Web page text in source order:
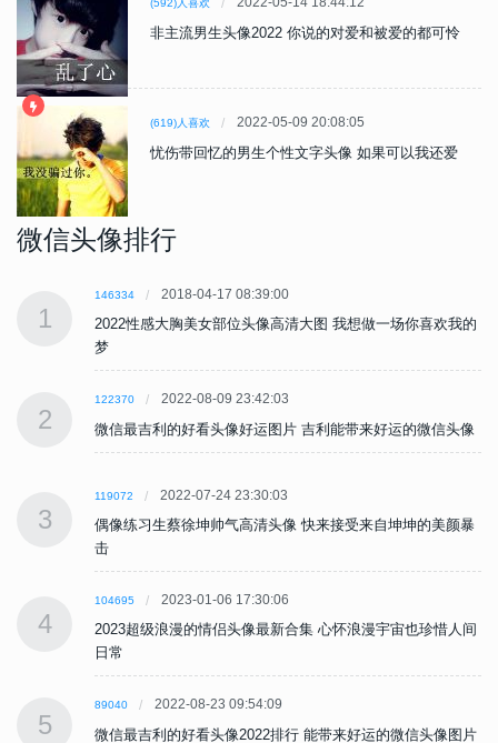
(592)人喜欢
非主流男生头像2022 你说的对爱和被爱的都可怜
(619)人喜欢 2022-05-09 20:08:05
忧伤带回忆的男生个性文字头像 如果可以我还爱
微信头像排行
1
146334 2018-04-17 08:39:00
2022性感大胸美女部位头像高清大图 我想做一场你喜欢我的
梦
2
122370 2022-08-09 23:42:03
微信最吉利的好看头像好运图片 吉利能带来好运的微信头像
3
119072 2022-07-24 23:30:03
偶像练习生蔡徐坤帅气高清头像 快来接受来自坤坤的美颜暴
击
4
104695 2023-01-06 17:30:06
2023超级浪漫的情侣头像最新合集 心怀浪漫宇宙也珍惜人间
日常
5
89040 2022-08-23 09:54:09
微信最吉利的好看头像2022排行 能带来好运的微信头像图片